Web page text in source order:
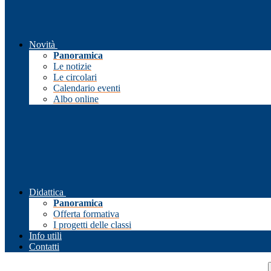
Novità
Panoramica
Le notizie
Le circolari
Calendario eventi
Albo online
Didattica
Panoramica
Offerta formativa
I progetti delle classi
Info utili
Contatti